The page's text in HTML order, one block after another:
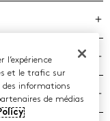
l’expérience
et le trafic sur
des informations
de médias